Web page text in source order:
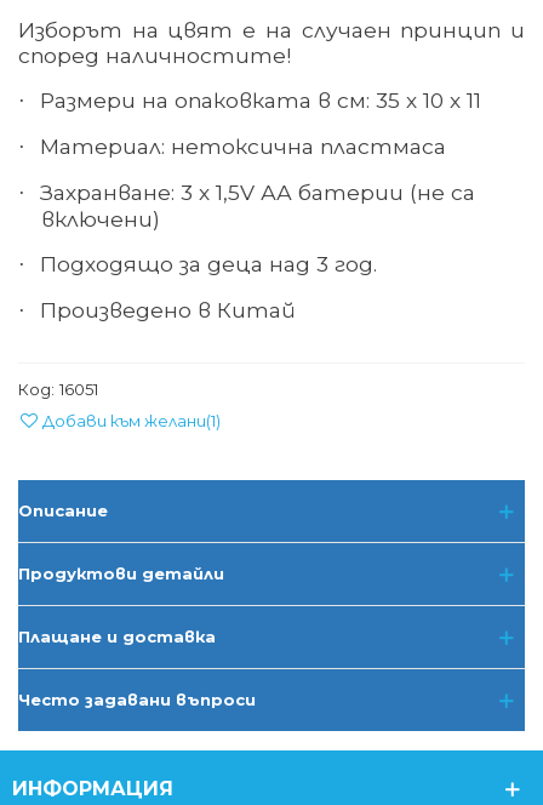
Изборът на цвят е на случаен принцип и
според наличностите!
· Размери на опаковката в см: 35 х 10 х 11
· Материал: нетоксична пластмаса
·
Захранване: 3 х 1,5V АА батерии (не са
включени)
· Подходящо за деца над 3 год.
· Произведено в Китай
Код: 16051
Добави към желани(1)
Описание
Продуктови детайли
Плащане и доставка
Често задавани въпроси
ИНФОРМАЦИЯ